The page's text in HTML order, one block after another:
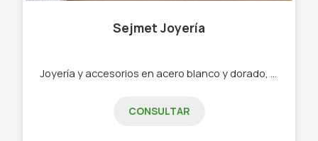
Sejmet Joyería
CONSULTAR